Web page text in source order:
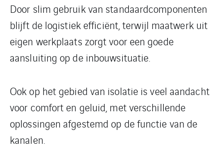
Door slim gebruik van standaardcomponenten
blijft de logistiek efficiënt, terwijl maatwerk uit
eigen werkplaats zorgt voor een goede
aansluiting op de inbouwsituatie.
Ook op het gebied van isolatie is veel aandacht
voor comfort en geluid, met verschillende
oplossingen afgestemd op de functie van de
kanalen.